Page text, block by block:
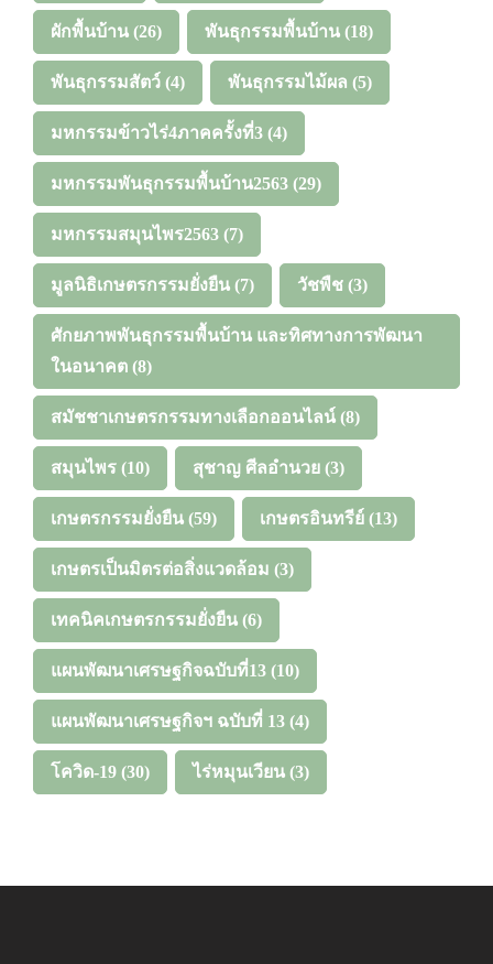
ผักพื้นบ้าน (26) พันธุกรรมพื้นบ้าน (18)
พันธุกรรมสัตว์ (4) พันธุกรรมไม้ผล (5)
มหกรรมข้าวไร่4ภาคครั้งที่3 (4)
มหกรรมพันธุกรรมพื้นบ้าน2563 (29)
มหกรรมสมุนไพร2563 (7)
มูลนิธิเกษตรกรรมยั่งยืน (7) วัชพืช (3)
ศักยภาพพันธุกรรมพื้นบ้าน และทิศทางการพัฒนา
ในอนาคต (8)
สมัชชาเกษตรกรรมทางเลือกออนไลน์ (8)
สมุนไพร (10) สุชาญ ศีลอำนวย (3)
เกษตรกรรมยั่งยืน (59) เกษตรอินทรีย์ (13)
เกษตรเป็นมิตรต่อสิ่งแวดล้อม (3)
เทคนิคเกษตรกรรมยั่งยืน (6)
แผนพัฒนาเศรษฐกิจฉบับที่13 (10)
แผนพัฒนาเศรษฐกิจฯ ฉบับที่ 13 (4)
โควิด-19 (30) ไร่หมุนเวียน (3)